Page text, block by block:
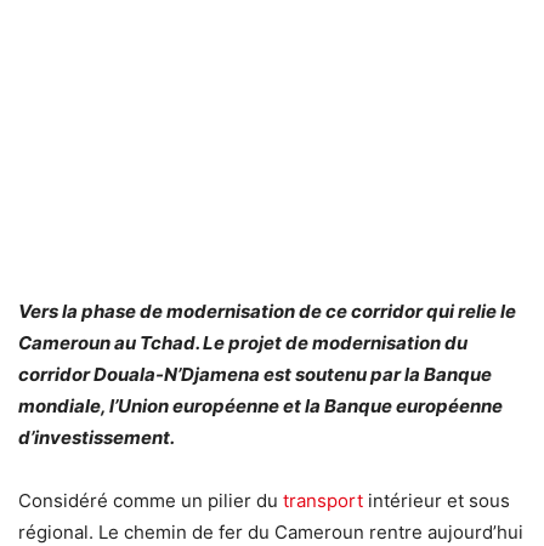
Vers la phase de modernisation de ce corridor qui relie le
Cameroun au Tchad. Le projet de modernisation du
corridor Douala-N’Djamena est soutenu par la Banque
mondiale, l’Union européenne et la Banque européenne
d’investissement.
Considéré comme un pilier du transport intérieur et sous
régional. Le chemin de fer du Cameroun rentre aujourd’hui